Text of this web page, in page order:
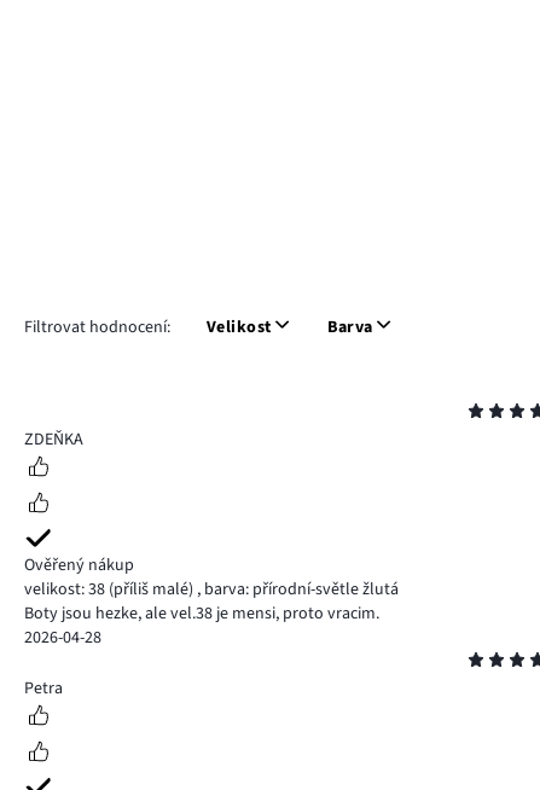
Filtrovat hodnocení: Velikost Barva
4
ZDEŇKA
Ověřený nákup
velikost: 38 (příliš malé) , barva: přírodní-světle žlutá
Boty jsou hezke, ale vel.38 je mensi, proto vracim.
2026-04-28
5
Petra